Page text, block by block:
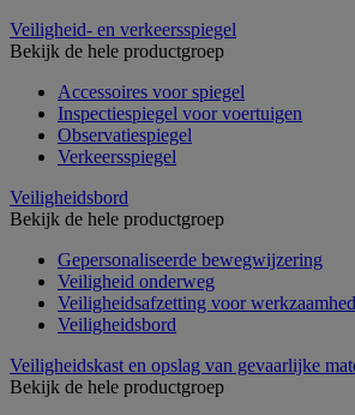
Veiligheid- en verkeersspiegel
Bekijk de hele productgroep
Accessoires voor spiegel
Inspectiespiegel voor voertuigen
Observatiespiegel
Verkeersspiegel
Veiligheidsbord
Bekijk de hele productgroep
Gepersonaliseerde bewegwijzering
Veiligheid onderweg
Veiligheidsafzetting voor
Veiligheidsbord
Veiligheidskast en opslag van gevaarlijke
Bekijk de hele productgroep